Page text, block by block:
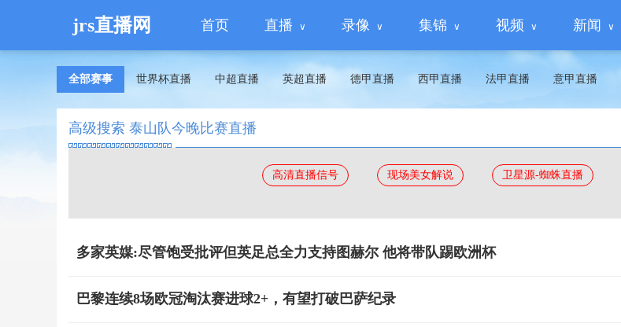
jrs直播网 首页 直播 录像 集锦 视频 新闻
全部赛事 世界杯直播 中超直播 英超直播 德甲直播 西甲直播 法甲直播 意甲直播
高级搜索 泰山队今晚比赛直播
高清直播信号 现场美女解说 卫星源-蜘蛛直播
多家英媒:尽管饱受批评但英足总全力支持图赫尔 他将带队踢欧洲杯
巴黎连续8场欧冠淘汰赛进球2+，有望打破巴萨纪录